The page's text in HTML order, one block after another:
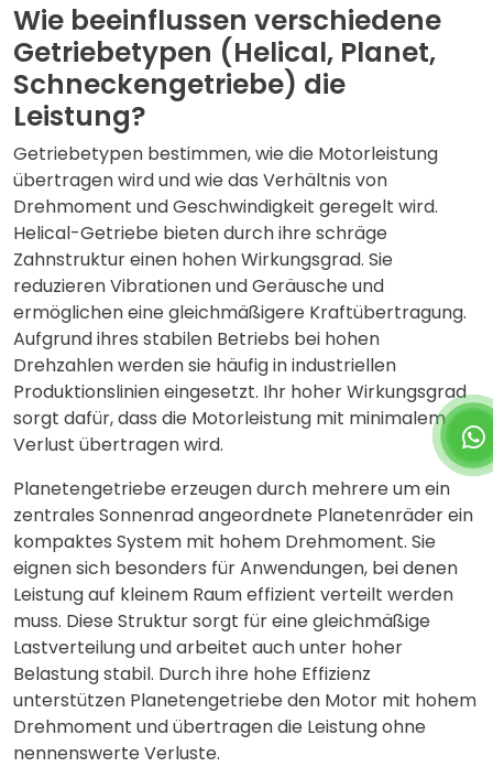
Wie beeinflussen verschiedene
Getriebetypen (Helical, Planet,
Schneckengetriebe) die
Leistung?
Getriebetypen bestimmen, wie die Motorleistung
übertragen wird und wie das Verhältnis von
Drehmoment und Geschwindigkeit geregelt wird.
Helical-Getriebe bieten durch ihre schräge
Zahnstruktur einen hohen Wirkungsgrad. Sie
reduzieren Vibrationen und Geräusche und
ermöglichen eine gleichmäßigere Kraftübertragung.
Aufgrund ihres stabilen Betriebs bei hohen
Drehzahlen werden sie häufig in industriellen
Produktionslinien eingesetzt. Ihr hoher Wirkungsgrad
sorgt dafür, dass die Motorleistung mit minimalem
Verlust übertragen wird.
Planetengetriebe erzeugen durch mehrere um ein
zentrales Sonnenrad angeordnete Planetenräder ein
kompaktes System mit hohem Drehmoment. Sie
eignen sich besonders für Anwendungen, bei denen
Leistung auf kleinem Raum effizient verteilt werden
muss. Diese Struktur sorgt für eine gleichmäßige
Lastverteilung und arbeitet auch unter hoher
Belastung stabil. Durch ihre hohe Effizienz
unterstützen Planetengetriebe den Motor mit hohem
Drehmoment und übertragen die Leistung ohne
nennenswerte Verluste.